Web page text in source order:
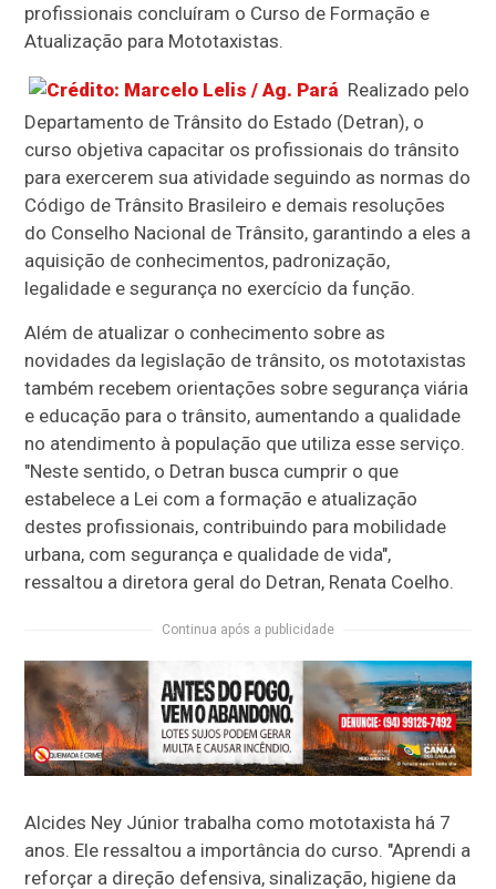
profissionais concluíram o Curso de Formação e
Atualização para Mototaxistas.
Realizado pelo
Departamento de Trânsito do Estado (Detran), o
curso objetiva capacitar os profissionais do trânsito
para exercerem sua atividade seguindo as normas do
Código de Trânsito Brasileiro e demais resoluções
do Conselho Nacional de Trânsito, garantindo a eles a
aquisição de conhecimentos, padronização,
legalidade e segurança no exercício da função.
Além de atualizar o conhecimento sobre as
novidades da legislação de trânsito, os mototaxistas
também recebem orientações sobre segurança viária
e educação para o trânsito, aumentando a qualidade
no atendimento à população que utiliza esse serviço.
"Neste sentido, o Detran busca cumprir o que
estabelece a Lei com a formação e atualização
destes profissionais, contribuindo para mobilidade
urbana, com segurança e qualidade de vida",
ressaltou a diretora geral do Detran, Renata Coelho.
Continua após a publicidade
Alcides Ney Júnior trabalha como mototaxista há 7
anos. Ele ressaltou a importância do curso. "Aprendi a
reforçar a direção defensiva, sinalização, higiene da